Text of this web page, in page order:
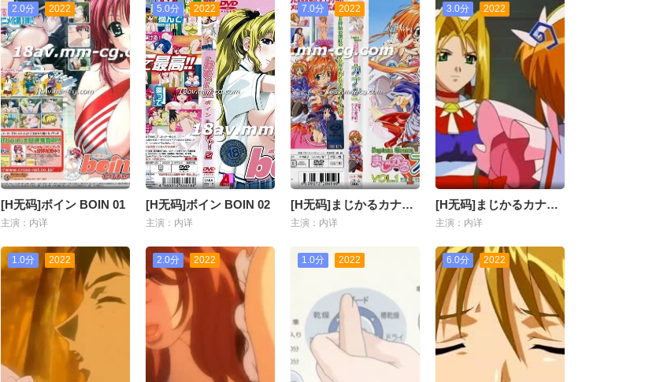
2.0分 2022
[H无码]ボイン BOIN 01
主演：内详
5.0分 2022
[H无码]ボイン BOIN 02
主演：内详
7.0分 2022
[H无码]まじかるカナン Vol.1
主演：内详
3.0分 2022
[H无码]まじかるカナン Vol.3
主演：内详
1.0分 2022 2.0分 2022 1.0分 2022 6.0分 2022